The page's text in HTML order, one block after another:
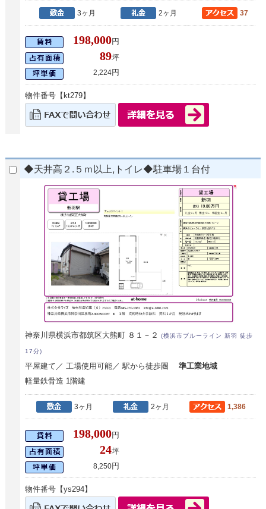
3ヶ月 2ヶ月 37
198,000円
89坪
2,224円
物件番号【kt279】
◆天井高２.５ｍ以上,トイレ◆駐車場１台付
神奈川県横浜市都筑区大熊町 ８１－２(横浜市ブルーライン 新羽 徒歩
17分)
平屋建て／ 工場使用可能／ 駅から徒歩圏準工業地域
軽量鉄骨造 1階建
3ヶ月 2ヶ月 1,386
198,000円
24坪
8,250円
物件番号【ys294】